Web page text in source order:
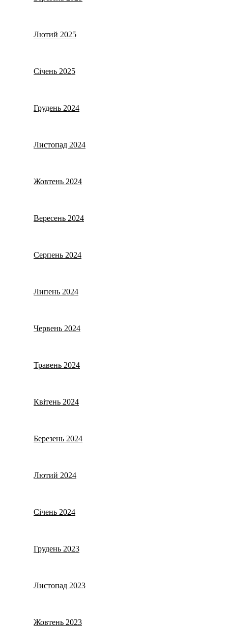
Лютий 2025
Січень 2025
Грудень 2024
Листопад 2024
Жовтень 2024
Вересень 2024
Серпень 2024
Липень 2024
Червень 2024
Травень 2024
Квітень 2024
Березень 2024
Лютий 2024
Січень 2024
Грудень 2023
Листопад 2023
Жовтень 2023